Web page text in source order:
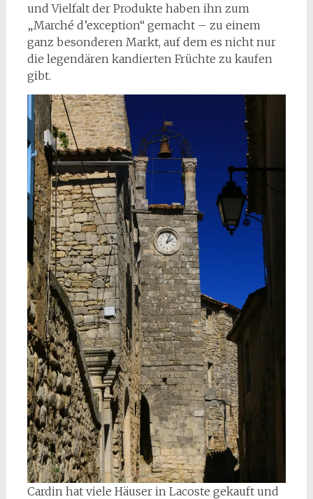
und Vielfalt der Produkte haben ihn zum
„Marché d’exception“ gemacht – zu einem
ganz besonderen Markt, auf dem es nicht nur
die legendären kandierten Früchte zu kaufen
gibt.
Cardin hat viele Häuser in Lacoste gekauft und